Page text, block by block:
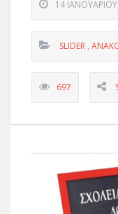
14
SLIDER ,
697